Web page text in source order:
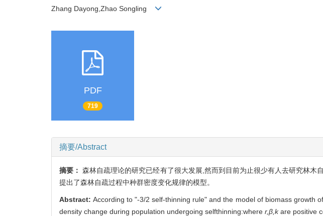
Zhang Dayong,Zhao Songling
PDF
719
摘要/Abstract
摘要：森林自疏理论的研究已经有了很大发展,然而到目前为止很少有人去研究林木
提出了森林自疏过程中种群密度变化规律的模型。
Abstract:According to "-3/2 self-thinning rule" and the model of biomass growth
density change during population undergoing selfthinning:where r,β,kare positive